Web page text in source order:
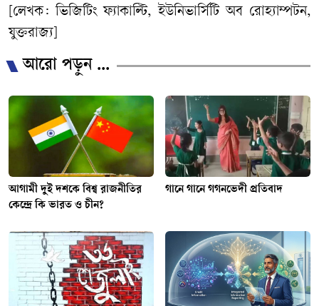
[লেখক: ভিজিটিং ফ্যাকাল্টি, ইউনিভার্সিটি অব রোহ্যাম্পটন,
যুক্তরাজ্য]
আরো পড়ুন ...
আগামী দুই দশকে বিশ্ব রাজনীতির
কেন্দ্রে কি ভারত ও চীন?
গানে গানে গগনভেদী প্রতিবাদ